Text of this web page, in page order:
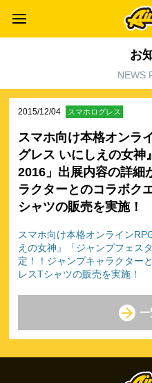
お
NEWS
2015/12/04 スマホログレス
スマホ向け本格オンラ
グレス いにしえの女神
2016」出展内容の詳細
ラクターとのコラボク
シャツの販売を実施！
スマホ向け本格オンライン
えの女神』「ジャンプフェス
定！！ジャンプキャラクター
レスTシャツの販売を実施！
一